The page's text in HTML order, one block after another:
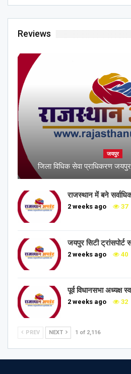
Reviews
जयपुर
जिला विधिक सेवा प्राधिकरण जयपुर
राजस्थान में बने
2 weeks ago 37
जयपुर सिटी ट्रांसपोर्ट
2 weeks ago 40
पूर्व विधानसभा अध्यक्ष
2 weeks ago 32
PREV NEXT 1 of 2,116